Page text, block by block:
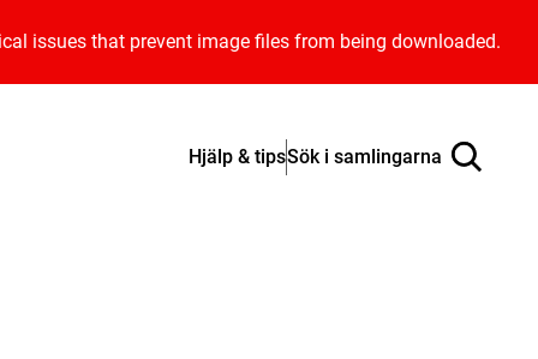
issues that prevent image files from being downloaded.
Hjälp & tipsSök i samlingarna